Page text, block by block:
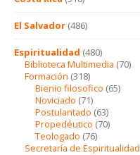
El Salvador (486)
Espiritualidad (480)
Biblioteca Multimedia (70)
Formación (318)
Bienio filosofico (65)
Noviciado (71)
Postulantado (63)
Propedéutico (70)
Teologado (76)
Secretaría de Espiritualidad